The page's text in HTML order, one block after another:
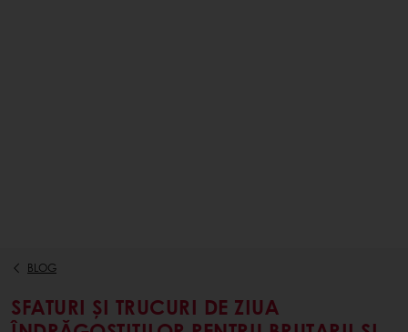
BLOG
SFATURI ȘI TRUCURI DE ZIUA